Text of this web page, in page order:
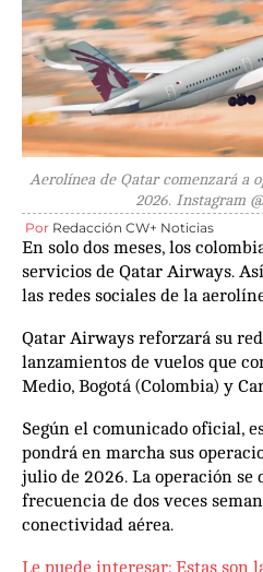
Aerolínea de Qatar comenzará a
2026. Instagram
Por Redacción CW+ Noticias
En solo dos meses, los
servicios de Qatar Airways.
las redes sociales de la
Qatar Airways reforzará su
lanzamientos de vuelos que
Medio, Bogotá (Colombia) y
Según el comunicado oficial,
pondrá en marcha sus
julio de 2026. La operación se
frecuencia de dos veces
conectividad aérea.
Le puede interesar: Estas son